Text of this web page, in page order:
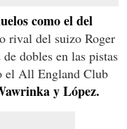
como el del
rival del suizo Roger
dobles en las pistas
el All England Club
y López.